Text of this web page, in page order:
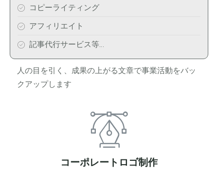
コピーライティング
アフィリエイト
記事代行サービス等…
人の目を引く、成果の上がる文章で事業活動をバッ
クアップします
コーポレートロゴ制作